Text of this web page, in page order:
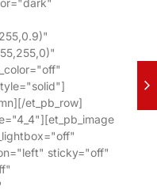
et_pb_row]
sticky="off"